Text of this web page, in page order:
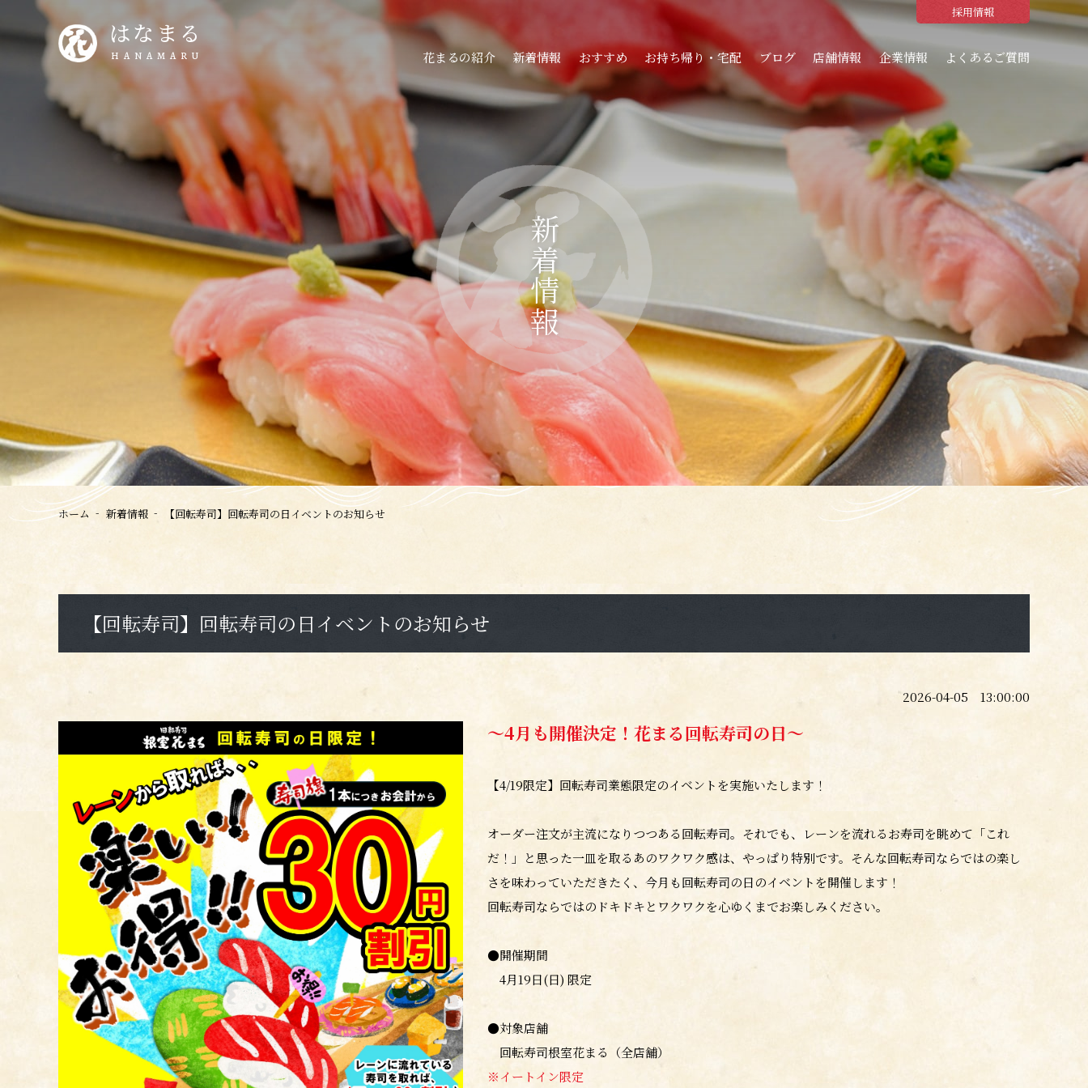
はなまる
HANAMARU
採用情報
花まるの紹介 新着情報 おすすめ お持ち帰り・宅配 ブログ 店舗情報 企業情報 よくあるご質問
新着情報
ホーム 新着情報 【回転寿司】回転寿司の日イベントのお知らせ
【回転寿司】回転寿司の日イベントのお知らせ
2026-04-05 13:00:00
～4月も開催決定！花まる回転寿司の日～
【4/19限定】回転寿司業態限定のイベントを実施いたします！
オーダー注文が主流になりつつある回転寿司。それでも、レーンを流れるお寿司を眺めて「これ
だ！」と思った一皿を取るあのワクワク感は、やっぱり特別です。そんな回転寿司ならではの楽し
さを味わっていただきたく、今月も回転寿司の日のイベントを開催します！
回転寿司ならではのドキドキとワクワクを心ゆくまでお楽しみください。
●開催期間
4月19日(日) 限定
●対象店舗
回転寿司根室花まる（全店舗）
※イートイン限定